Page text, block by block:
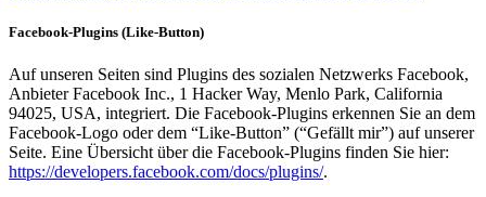
Facebook-Plugins (Like-Button)
Auf unseren Seiten sind Plugins des sozialen Netzwerks Facebook,
Anbieter Facebook Inc., 1 Hacker Way, Menlo Park, California
94025, USA, integriert. Die Facebook-Plugins erkennen Sie an dem
Facebook-Logo oder dem “Like-Button” (“Gefällt mir”) auf unserer
Seite. Eine Übersicht über die Facebook-Plugins finden Sie hier:
https://developers.facebook.com/docs/plugins/.